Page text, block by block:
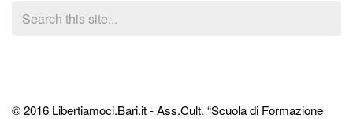
© 2016 Libertiamoci.Bari.it - Ass.Cult. “Scuola di Formazione